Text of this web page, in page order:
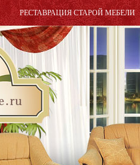
РЕСТАВРАЦИЯ СТАРОЙ МЕБЕЛИ